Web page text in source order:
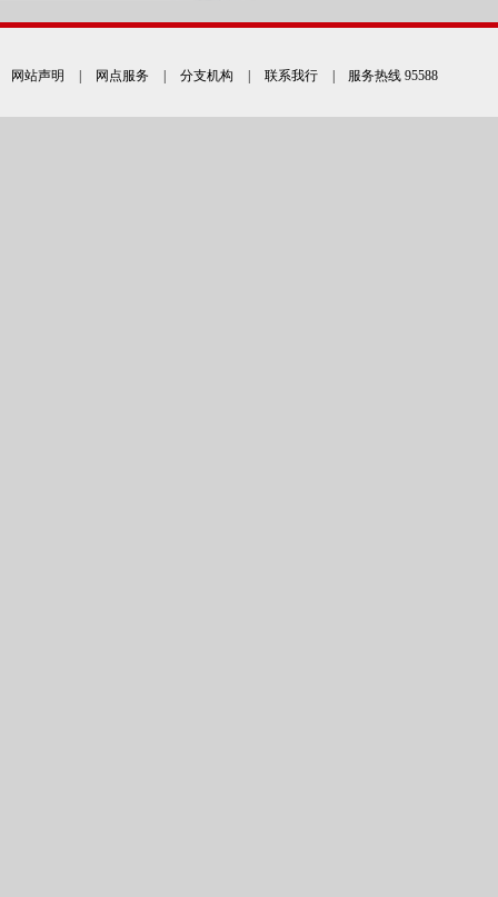
网站声明 网点服务 分支机构 联系我行 | 服务热线 95588